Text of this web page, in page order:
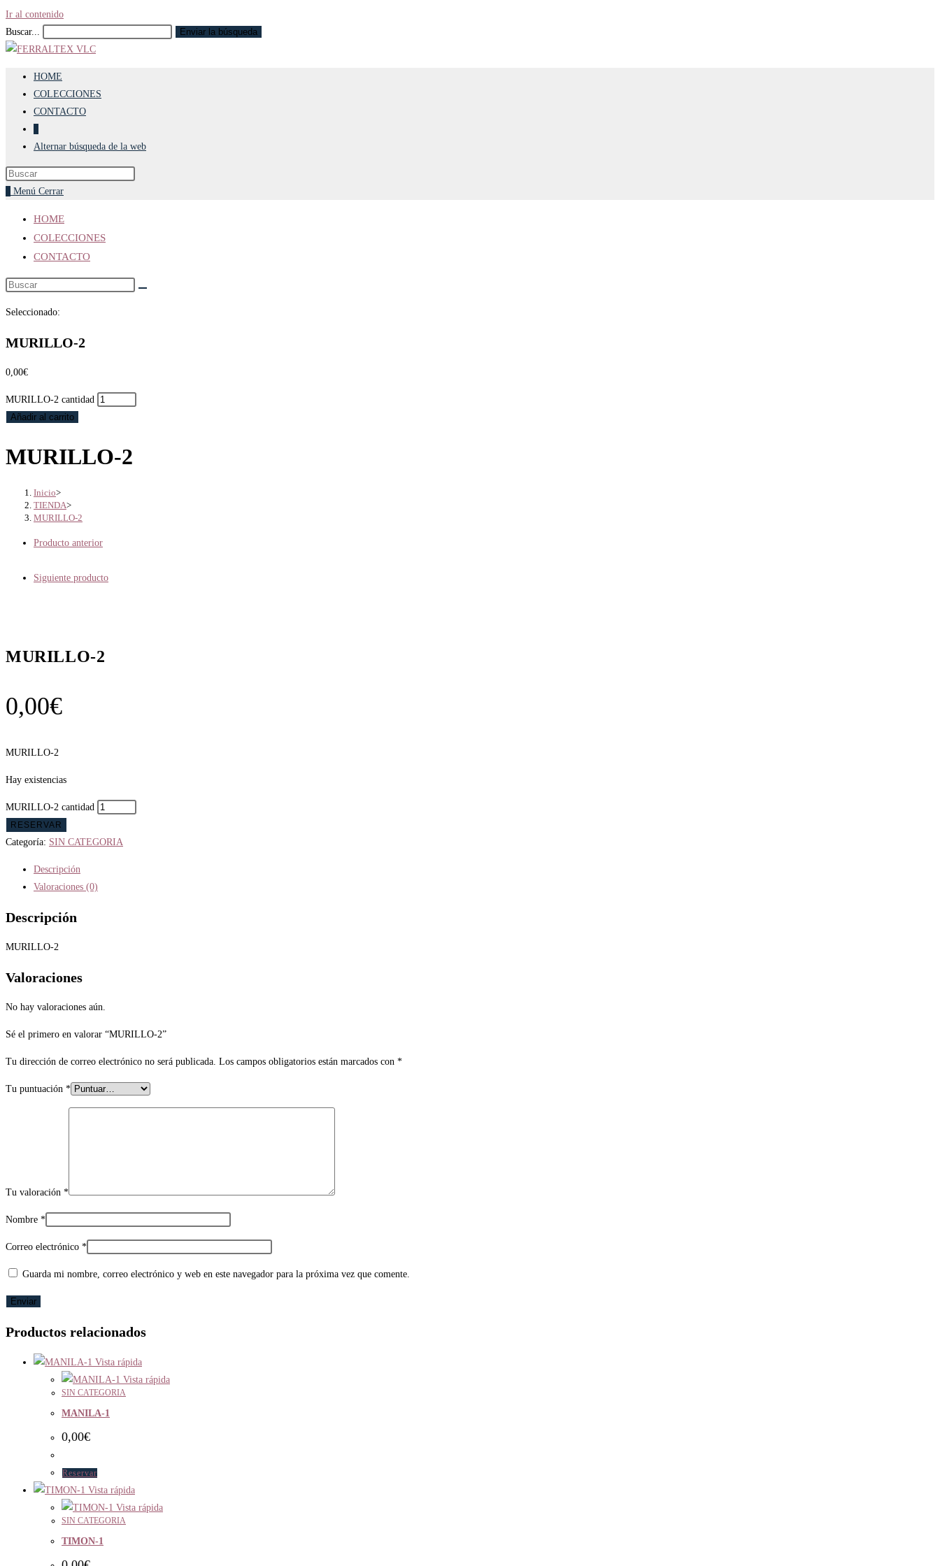
Ir al contenido
Buscar...
Enviar la búsqueda
HOME
COLECCIONES
CONTACTO
Alternar búsqueda de la web
Menú Cerrar
HOME
COLECCIONES
CONTACTO
Seleccionado:
MURILLO-2
0,00€
MURILLO-2 cantidad
Añadir al carrito
MURILLO-2
Inicio>
TIENDA>
MURILLO-2
Producto anterior
Siguiente producto
MURILLO-2
0,00€
MURILLO-2
Hay existencias
MURILLO-2 cantidad
RESERVAR
Categoría: SIN CATEGORIA
Descripción
Valoraciones (0)
Descripción
MURILLO-2
Valoraciones
No hay valoraciones aún.
Sé el primero en valorar “MURILLO-2”
Tu dirección de correo electrónico no será publicada. Los campos obligatorios están marcados con *
Tu puntuación *
Tu valoración *
Nombre *
Correo electrónico *
Guarda mi nombre, correo electrónico y web en este navegador para la próxima vez que comente.
Productos relacionados
Vista rápida
Vista rápida
SIN CATEGORIA
MANILA-1
0,00€
Reservar
Vista rápida
Vista rápida
SIN CATEGORIA
TIMON-1